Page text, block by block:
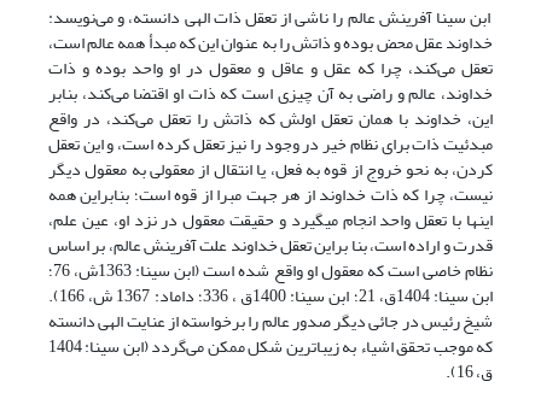
ابن سینا آفرینش عالم را ناشی از تعقل ذات الهی دانسته، و می‌نویسد:
خداوند عقل محض بوده و ذاتش را به عنوان این که مبدأ همه عالم است،
تعقل می‌کند، چرا که عقل و عاقل و معقول در او واحد بوده و ذات
خداوند، عالم و راضی به آن چیزی است که ذات او اقتضا می‌کند، بنابر
این، خداوند با همان تعقل اولش که ذاتش را تعقل می‌کند، در واقع
مبدئیت ذات برای نظام خیر در وجود را نیز تعقل کرده است، و این تعقل
کردن، به نحو خروج از قوه به فعل، یا انتقال از معقولی به معقول دیگر
نیست، چرا که ذات خداوند از هر جهت مبرا از قوه است؛ بنا‎براین همه
این‎ها با تعقل واحد انجام می‎گیرد و حقیقت معقول در نزد او، عین علم،
قدرت و اراده است، بنا براین تعقل خداوند علت آفرینش عالم، بر اساس
نظام خاصی است که معقول او واقع شده است (ابن سینا: 1363ش، 76؛
ابن سینا: 1404ق، 21؛ ابن سینا: 1400ق ، 336؛ داماد: 1367 ش، 166).
شیخ رئیس در جائی دیگر صدور عالم را برخواسته از عنایت الهی دانسته‌
که موجب تحقق اشیاء به زیباترین شکل ممکن می‌گردد (ابن سینا: 1404
ق، 16).